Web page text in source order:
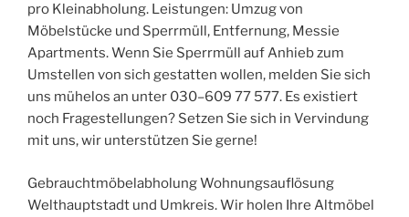
pro Kleinabholung. Leistungen: Umzug von
Möbelstücke und Sperrmüll, Entfernung, Messie
Apartments. Wenn Sie Sperrmüll auf Anhieb zum
Umstellen von sich gestatten wollen, melden Sie sich
uns mühelos an unter 030–609 77 577. Es existiert
noch Fragestellungen? Setzen Sie sich in Vervindung
mit uns, wir unterstützen Sie gerne!
Gebrauchtmöbelabholung Wohnungsauflösung
Welthauptstadt und Umkreis. Wir holen Ihre Altmöbel